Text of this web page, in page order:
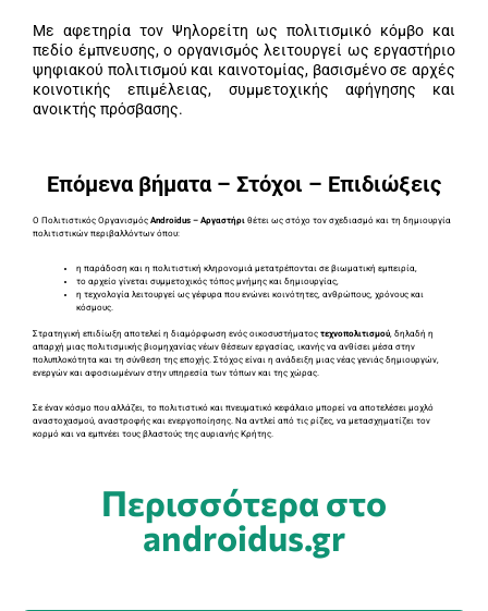
Με αφετηρία τον Ψηλορείτη ως πολιτισμικό κόμβο και
πεδίο έμπνευσης, ο οργανισμός λειτουργεί ως εργαστήριο
ψηφιακού πολιτισμού και καινοτομίας, βασισμένο σε αρχές
κοινοτικής επιμέλειας, συμμετοχικής αφήγησης και
ανοικτής πρόσβασης.
Επόμενα βήματα – Στόχοι – Επιδιώξεις
Ο Πολιτιστικός Οργανισμός Androidus – Αργαστήρι θέτει ως στόχο τον σχεδιασμό και τη δημιουργία
πολιτιστικών περιβαλλόντων όπου:
η παράδοση και η πολιτιστική κληρονομιά μετατρέπονται σε βιωματική εμπειρία,
το αρχείο γίνεται συμμετοχικός τόπος μνήμης και δημιουργίας,
η τεχνολογία λειτουργεί ως γέφυρα που ενώνει κοινότητες, ανθρώπους, χρόνους και
κόσμους.
Στρατηγική επιδίωξη αποτελεί η διαμόρφωση ενός οικοσυστήματος τεχνοπολιτισμού, δηλαδή η
απαρχή μιας πολιτισμικής βιομηχανίας νέων θέσεων εργασίας, ικανής να ανθίσει μέσα στην
πολυπλοκότητα και τη σύνθεση της εποχής. Στόχος είναι η ανάδειξη μιας νέας γενιάς δημιουργών,
ενεργών και αφοσιωμένων στην υπηρεσία των τόπων και της χώρας.
Σε έναν κόσμο που αλλάζει, το πολιτιστικό και πνευματικό κεφάλαιο μπορεί να αποτελέσει μοχλό
αναστοχασμού, αναστροφής και ενεργοποίησης. Να αντλεί από τις ρίζες, να μετασχηματίζει τον
κορμό και να εμπνέει τους βλαστούς της αυριανής Κρήτης.
Περισσότερα στο
androidus.gr